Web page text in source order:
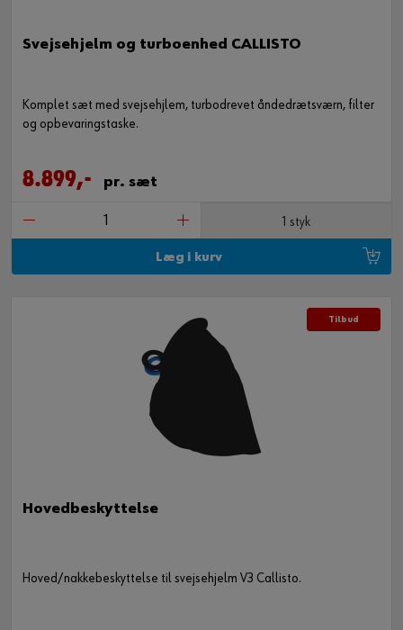
Svejsehjelm og turboenhed CALLISTO
Komplet sæt med svejsehjlem, turbodrevet åndedrætsværn, filter
og opbevaringstaske.
8.899,- pr. sæt
1 styk
Læg i kurv
Tilbud
Hovedbeskyttelse
Hoved/nakkebeskyttelse til svejsehjelm V3 Callisto.